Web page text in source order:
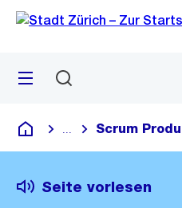
Navigation
Sprunglink
Menü
Deutsch
Blende alle
Scrum
Seite vorlesen